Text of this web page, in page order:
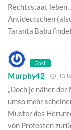
Rechtsstaat leben.
Antideutschen
Taranta Babu
Gast
Murphy42 13
„Doch je näher
umso mehr
Muster des
von Protesten